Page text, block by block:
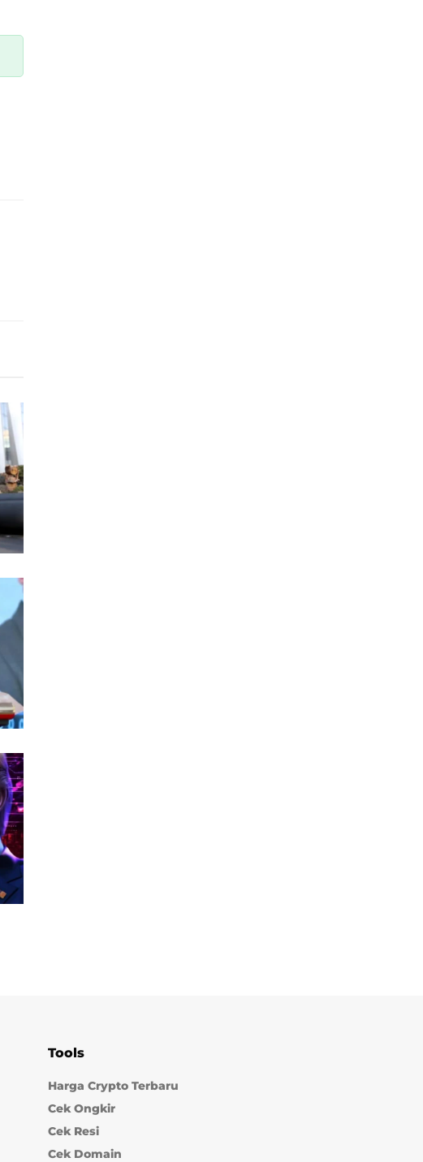
Tools
Harga Crypto Terbaru
Cek Ongkir
Cek Resi
Cek Domain